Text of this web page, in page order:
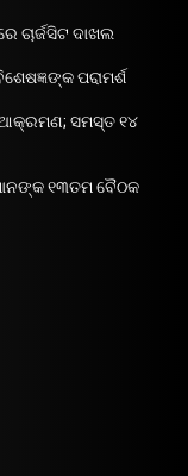
ଚାର୍ଜସିଟ ଦାଖଲ
ପରାମର୍ଶ
ଆକ୍ରମଣ; ସମସ୍ତ ୧୪
୧୩ତମ ବୈଠକ